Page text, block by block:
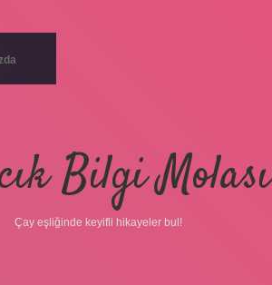
Bilgi Molası
Çay eşliğinde keyifli hikayeler bul!